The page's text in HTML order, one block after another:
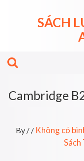
SÁCH
Cambridge
By / / Không có
Sách